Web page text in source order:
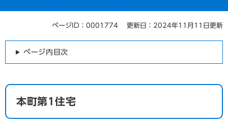
ページID：0001774 更新日：2024年11月11日更新
ページ内目次
本町第1住宅